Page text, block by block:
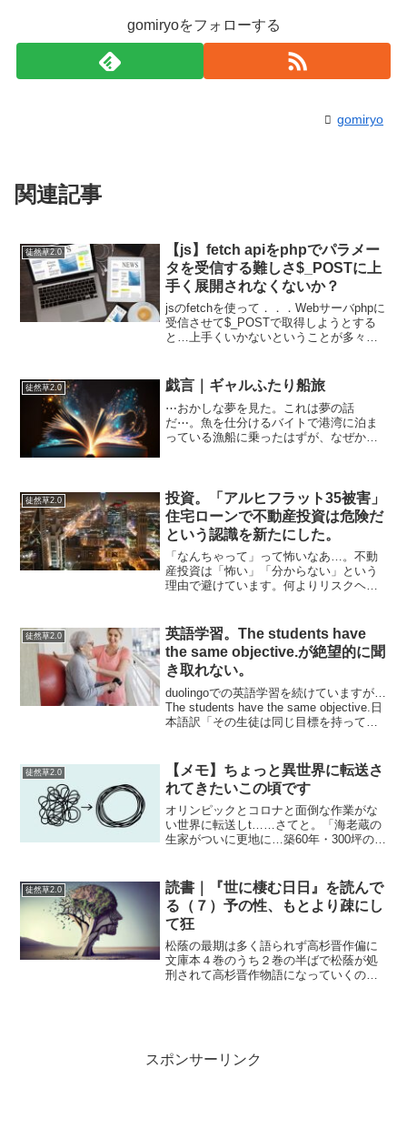
gomiryoをフォローする
gomiryo
関連記事
徒然草2.0
【js】fetch apiをphpでパラメー
タを受信する難しさ$_POSTに上
手く展開されなくないか？
jsのfetchを使って．．．Webサーバphpに
受信させて$_POSTで取得しようとする
と…上手くいかないということが多々あ
いうことができていない。てきとーにや
ってい...
徒然草2.0 戯言｜ギャルふたり船旅
⋯おかしな夢を見た。これは夢の話
だ⋯。魚を仕分けるバイトで港湾に泊ま
っている漁船に乗ったはずが、なぜかそ
ノリの女子高生というかギャ...
徒然草2.0
投資。「アルヒフラット35被害」
住宅ローンで不動産投資は危険だ
という認識を新たにした。
「なんちゃって」って怖いなあ…。不動
産投資は「怖い」「分からない」という
理由で避けています。何よりリスクヘッ
ますが、ただほんまもんの不動産を扱っ
ている人からすれば、...
徒然草2.0
英語学習。The students have
the same objective.が絶望的に聞
き取れない。
duolingoでの英語学習を続けていますが…
The students have the same objective.日
本語訳「その生徒は同じ目標を持ってい
ムジャクテ...
徒然草2.0
【メモ】ちょっと異世界に転送さ
れてきたいこの頃です
オリンピックとコロナと面倒な作業がな
い世界に転送しt……さてと。「海老蔵の
生家がついに更地に…築60年・300坪の市
松竹芸能の奴隷では…アメブロの収益だ
けで...
徒然草2.0
読書｜『世に棲む日日』を読んで
る（７）予の性、もとより疎にし
て狂
松蔭の最期は多く語られず高杉晋作偏に
文庫本４巻のうち２巻の半ばで松蔭が処
刑されて高杉晋作物語になっていくのだ
スポンサーリンク